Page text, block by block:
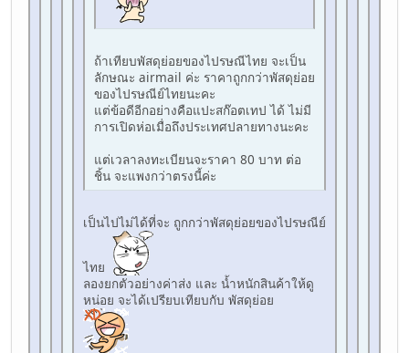
ถ้าเทียบพัสดุย่อยของไปรษณีไทย จะเป็น
ลักษณะ airmail ค่ะ ราคาถูกกว่าพัสดุย่อย
ของไปรษณีย์ไทยนะคะ
แต่ข้อดีอีกอย่างคือแปะสก๊อตเทป ได้ ไม่มี
การเปิดห่อเมื่อถึงประเทศปลายทางนะคะ
แต่เวลาลงทะเบียนจะราคา 80 บาท ต่อ
ชิ้น จะแพงกว่าตรงนี้ค่ะ
เป็นไปไม่ได้ที่จะ ถูกกว่าพัสดุย่อยของไปรษณีย์
ไทย
ลองยกตัวอย่างค่าส่ง และ น้ำหนักสินค้าให้ดู
หน่อย จะได้เปรียบเทียบกับ พัสดุย่อย